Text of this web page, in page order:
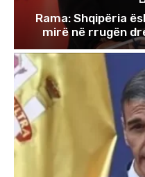
Rama: Shqipëria
mirë në rrugën